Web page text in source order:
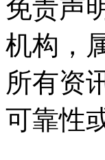
免责声
机构，
所有资
可靠性